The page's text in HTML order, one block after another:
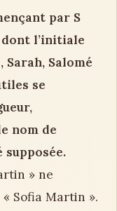
par S
l’initiale
Salomé
se
nom de
» ne
Sofia Martin ».